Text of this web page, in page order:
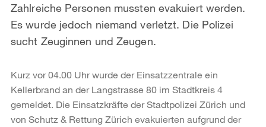
Zahlreiche Personen mussten evakuiert werden.
Es wurde jedoch niemand verletzt. Die Polizei
sucht Zeuginnen und Zeugen.
Kurz vor 04.00 Uhr wurde der Einsatzzentrale ein
Kellerbrand an der Langstrasse 80 im Stadtkreis 4
gemeldet. Die Einsatzkräfte der Stadtpolizei Zürich und
von Schutz & Rettung Zürich evakuierten aufgrund der